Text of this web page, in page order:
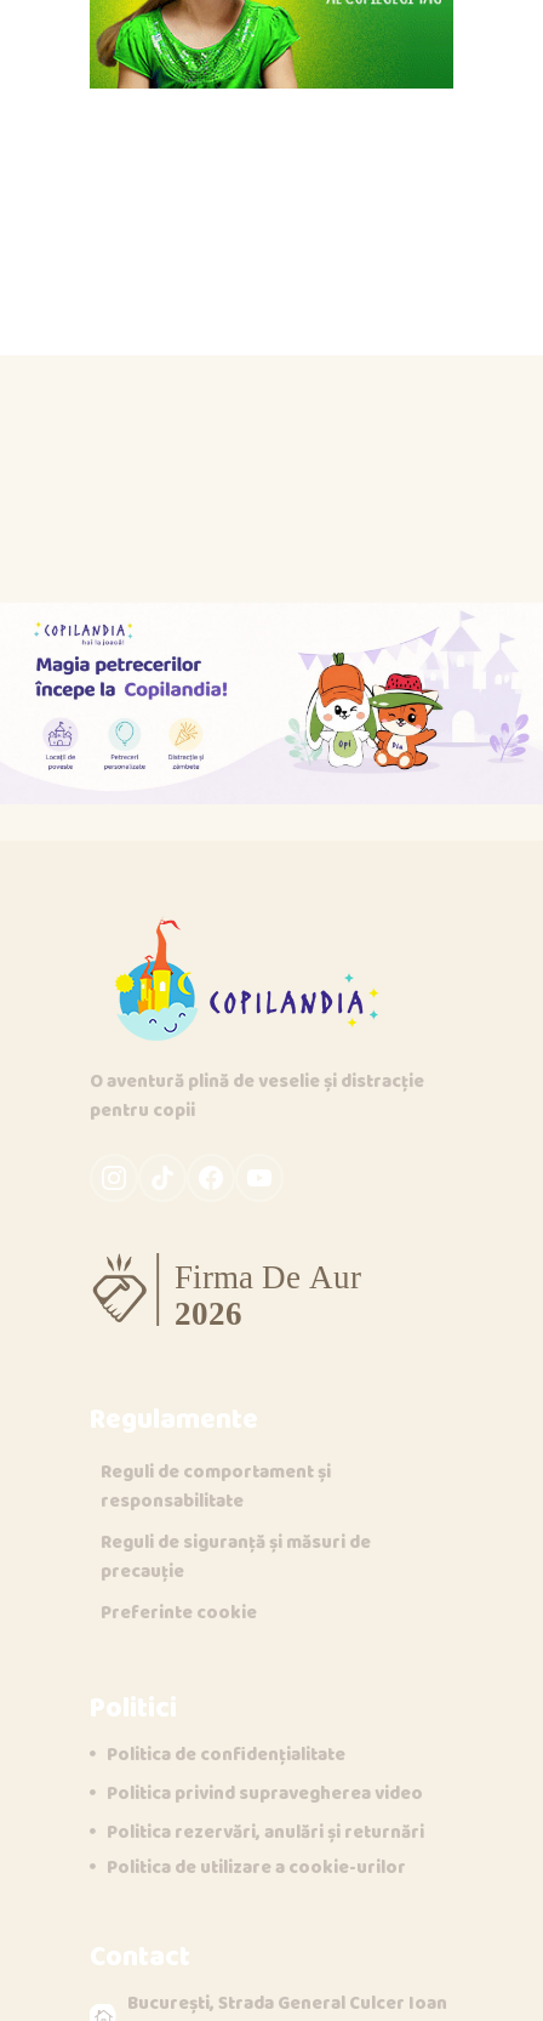
O aventură plină de veselie și distracție
pentru copii
Regulamente
Reguli de comportament și
responsabilitate
Reguli de siguranță și măsuri de
precauție
Preferinte cookie
Politici
Politica de confidențialitate
Politica privind supravegherea video
Politica rezervări, anulări și returnări
Politica de utilizare a cookie-urilor
Contact
București, Strada General Culcer Ioan
O D Online acum